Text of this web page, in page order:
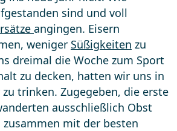
sind und voll
angingen. Eisern
weniger Süßigkeiten zu
dreimal die Woche zum Sport
zu decken, hatten wir uns in
trinken. Zugegeben, die erste
ausschließlich Obst
mit der besten